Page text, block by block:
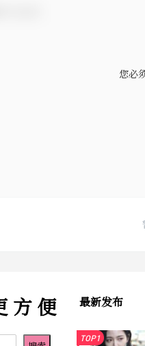
您必
方 便 最新发布
TOP1